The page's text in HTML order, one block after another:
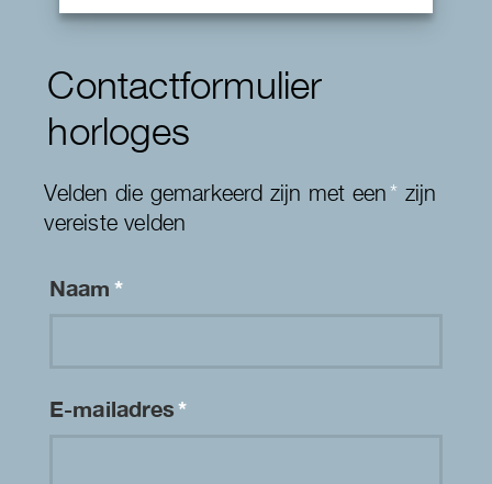
Contactformulier
horloges
Velden die gemarkeerd zijn met een* zijn
vereiste velden
Naam*
E-mailadres*